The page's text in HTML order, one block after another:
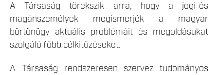
A Társaság törekszik arra, hogy a jogi-és
magánszemélyek megismerjék a magyar
börtönügy aktuális problémáit és megoldásukat
szolgáló főbb célkitűzéseket.
A Társaság rendszeresen szervez tudományos